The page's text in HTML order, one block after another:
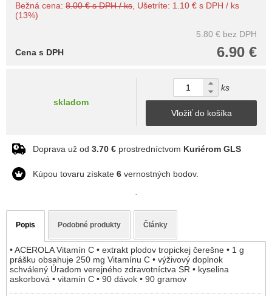
Bežná cena: 8.00 € s DPH / ks , Ušetríte: 1.10 € s DPH / ks
(13%)
5.80 € bez DPH
6.90 €
Cena s DPH
skladom
ks
Vložiť do košíka
Doprava už od 3.70 € prostredníctvom Kuriérom GLS
Kúpou tovaru získate 6 vernostných bodov.
-
Popis Podobné produkty Články
• ACEROLA Vitamín C • extrakt plodov tropickej čerešne • 1 g
prášku obsahuje 250 mg Vitamínu C • výživový doplnok
schválený Úradom verejného zdravotníctva SR • kyselina
askorbová • vitamín C • 90 dávok • 90 gramov